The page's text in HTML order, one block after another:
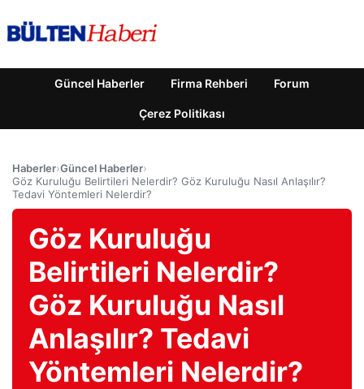
Güncel Haberler Firma Rehberi Forum
Çerez Politikası
Haberler›Güncel Haberler›
Göz Kuruluğu Belirtileri Nelerdir? Göz Kuruluğu Nasıl Anlaşılır?
Tedavi Yöntemleri Nelerdir?
Göz Kuruluğu
Belirtileri Nelerdir?
Göz Kuruluğu Nasıl
Anlaşılır? Tedavi
Yöntemleri Nelerdir?